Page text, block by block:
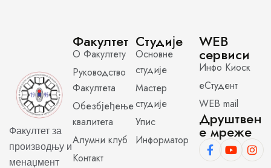
Факултет за
производњу и
менаџмент
Факултет
О Факултету
Руководство
Факултета
Обезбјеђење
квалитета
Алумни клуб
Контакт
Студије
Основне
студије
Мастер
студије
Упис
Информатор
WEB
сервиси
Инфо Киоск
еСтудент
WEB mail
Друштвен
е мреже